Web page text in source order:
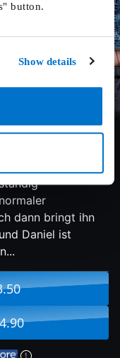
button.
Show details
Drama
dann bringt ihn
Daniel ist